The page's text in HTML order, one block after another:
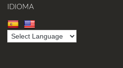
IDIOMA